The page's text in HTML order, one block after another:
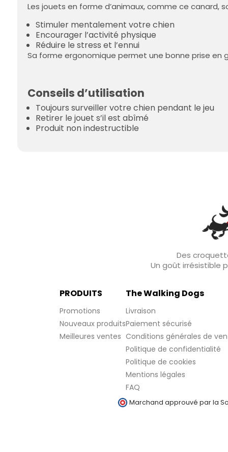
Les jouets en forme d’animaux, comme ce canard,
Stimuler mentalement votre chien
Encourager l’activité physique
Réduire le stress et l’ennui
Sa forme ergonomique permet une bonne prise en
Conseils d’utilisation
Toujours surveiller votre chien pendant le jeu
Retirer le jouet s’il est abîmé
Produit non indestructible
Des
Un goût irrésistible
PRODUITS
Promotions
Nouveaux produits
Meilleures ventes
The Walking Dogs
Livraison
Paiement sécurisé
Conditions générales de
Politique de confidentialité
Politique de cookies
Mentions légales
FAQ
Marchand approuvé par la